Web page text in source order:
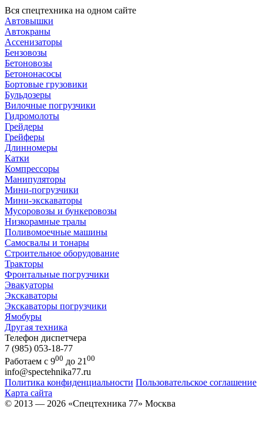
Вся спецтехника на одном сайте
Автовышки
Автокраны
Ассенизаторы
Бензовозы
Бетоновозы
Бетононасосы
Бортовые грузовики
Бульдозеры
Вилочные погрузчики
Гидромолоты
Грейдеры
Грейферы
Длинномеры
Катки
Компрессоры
Манипуляторы
Мини-погрузчики
Мини-экскаваторы
Мусоровозы и бункеровозы
Низкорамные тралы
Поливомоечные машины
Самосвалы и тонары
Строительное оборудование
Тракторы
Фронтальные погрузчики
Эвакуаторы
Экскаваторы
Экскаваторы погрузчики
Ямобуры
Другая техника
Телефон диспетчера
7 (985) 053-18-77
Работаем с 900 до 21 00
info@spectehnika77.ru
Политика конфиденциальности Пользовательское соглашение
Карта сайта
© 2013 — 2026 «Спецтехника 77» Москва